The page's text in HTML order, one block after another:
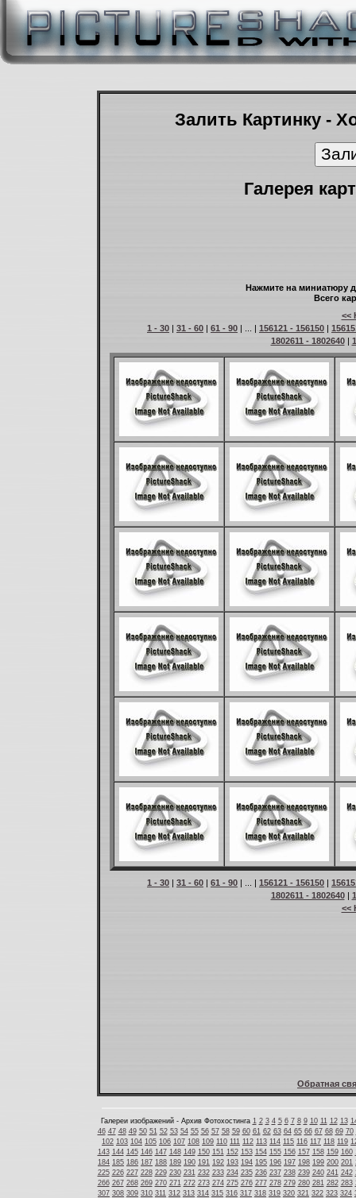
Залить Картинку -
Галерея
Нажмите на миниатюру
Всего
<<
1 - 30 | 31 - 60 | 61 - 90 | ... | 156121 - 156150 |
1802611 - 1802640|
1 - 30 | 31 - 60 | 61 - 90 | ... | 156121 - 156150 |
1802611 - 1802640|
<<
Обратная
Галереи изображений - Архив Фотохостинга 1 2 3 4 5 6 7 8 9 10 11 12 13
46 47 48 49 50 51 52 53 54 55 56 57 58 59 60 61 62 63 64 65 66 67 68 69 70
102 103 104 105 106 107 108 109 110 111 112 113 114 115 116 117 118 119
143 144 145 146 147 148 149 150 151 152 153 154 155 156 157 158 159 160
184 185 186 187 188 189 190 191 192 193 194 195 196 197 198 199 200 201
225 226 227 228 229 230 231 232 233 234 235 236 237 238 239 240 241 242
266 267 268 269 270 271 272 273 274 275 276 277 278 279 280 281 282 283
307 308 309 310 311 312 313 314 315 316 317 318 319 320 321 322 323 324